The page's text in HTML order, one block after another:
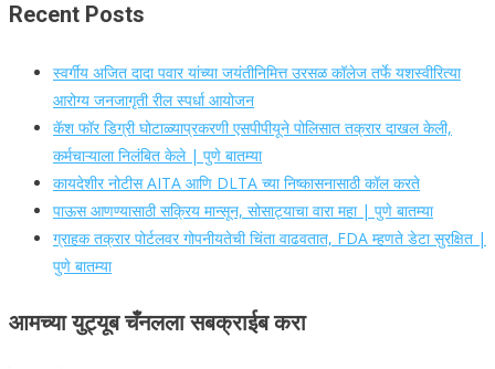
Recent Posts
स्वर्गीय अजित दादा पवार यांच्या जयंतीनिमित्त उरसळ कॉलेज तर्फे यशस्वीरित्या
आरोग्य जनजागृती रील स्पर्धा आयोजन
कॅश फॉर डिग्री घोटाळ्याप्रकरणी एसपीपीयूने पोलिसात तक्रार दाखल केली,
कर्मचाऱ्याला निलंबित केले | पुणे बातम्या
कायदेशीर नोटीस AITA आणि DLTA च्या निष्कासनासाठी कॉल करते
पाऊस आणण्यासाठी सक्रिय मान्सून, सोसाट्याचा वारा महा | पुणे बातम्या
ग्राहक तक्रार पोर्टलवर गोपनीयतेची चिंता वाढवतात, FDA म्हणते डेटा सुरक्षित |
पुणे बातम्या
आमच्या युट्यूब चँनलला सबक्राईब करा